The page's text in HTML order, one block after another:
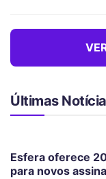
Últimas
Esfera oferece
para novos